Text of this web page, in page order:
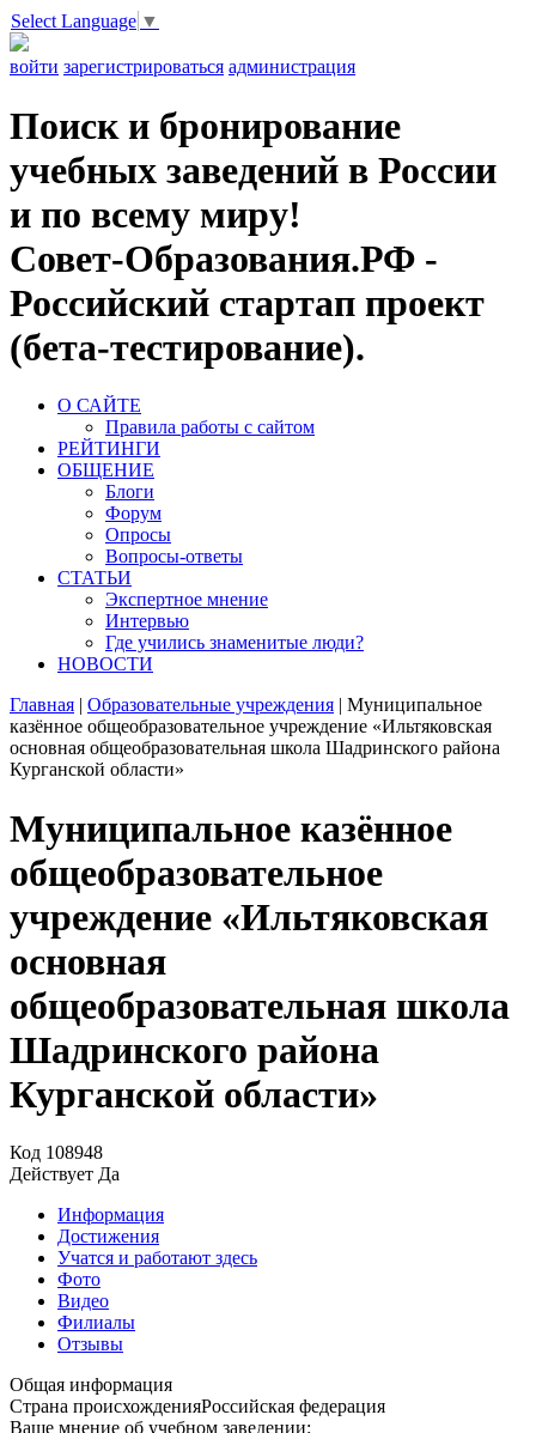
Select Language ▼
войти зарегистрироваться администрация
Поиск и бронирование
учебных заведений в России
и по всему миру!
Совет-Образования.РФ -
Российский стартап проект
(бета-тестирование).
О САЙТЕ
Правила работы с сайтом
РЕЙТИНГИ
ОБЩЕНИЕ
Блоги
Форум
Опросы
Вопросы-ответы
СТАТЬИ
Экспертное мнение
Интервью
Где учились знаменитые люди?
НОВОСТИ
Главная | Образовательные учреждения | Муниципальное
казённое общеобразовательное учреждение «Ильтяковская
основная общеобразовательная школа Шадринского района
Курганской области»
Муниципальное казённое
общеобразовательное
учреждение «Ильтяковская
основная
общеобразовательная школа
Шадринского района
Курганской области»
Код 108948
Действует Да
Информация
Достижения
Учатся и работают здесь
Фото
Видео
Филиалы
Отзывы
Общая информация
Страна происхожденияРоссийская федерация
Ваше мнение об учебном заведении: